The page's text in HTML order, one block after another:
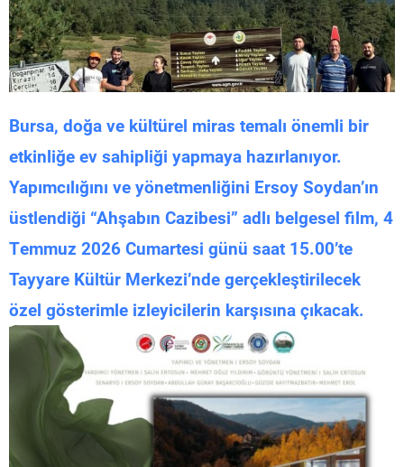
Bursa, doğa ve kültürel miras temalı önemli bir
etkinliğe ev sahipliği yapmaya hazırlanıyor.
Yapımcılığını ve yönetmenliğini Ersoy Soydan’ın
üstlendiği “Ahşabın Cazibesi” adlı belgesel film, 4
Temmuz 2026 Cumartesi günü saat 15.00’te
Tayyare Kültür Merkezi’nde gerçekleştirilecek
özel gösterimle izleyicilerin karşısına çıkacak.